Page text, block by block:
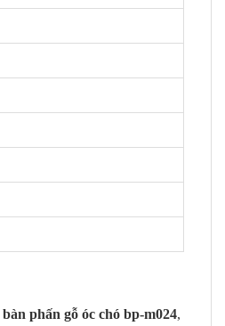
bàn phấn gỗ óc chó bp-m024,